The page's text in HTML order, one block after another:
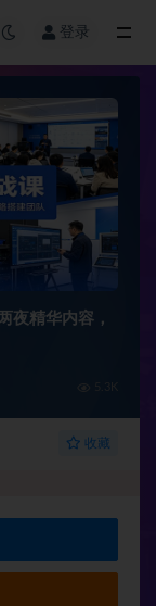
登录
夜精华内容，
收藏